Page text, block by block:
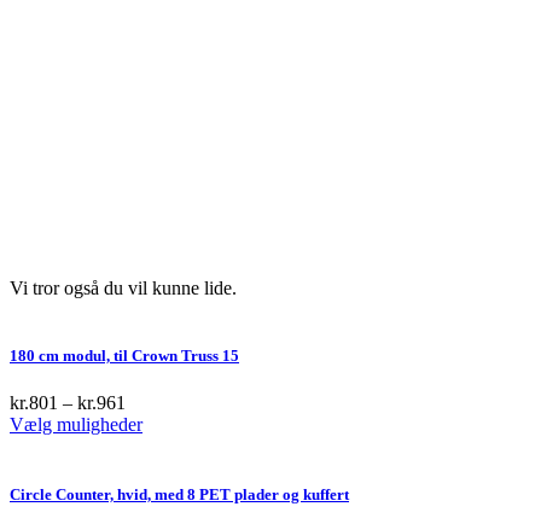
Vi tror også du vil kunne lide.
180 cm modul, til Crown Truss 15
kr.801 – kr.961
Vælg mulighederThis
multiple
Circle Counter, hvid, med 8 PET plader og kuffert